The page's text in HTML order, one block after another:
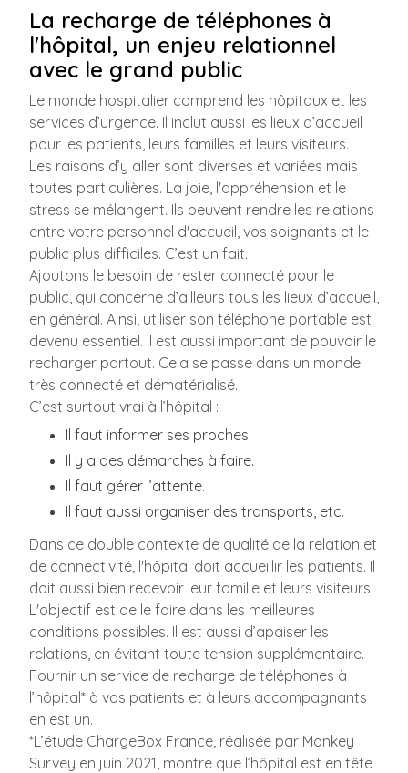
La recharge de téléphones à
l'hôpital, un enjeu relationnel
avec le grand public
Le monde hospitalier comprend les hôpitaux et les
services d’urgence. Il inclut aussi les lieux d’accueil
pour les patients, leurs familles et leurs visiteurs.
Les raisons d’y aller sont diverses et variées mais
toutes particulières. La joie, l'appréhension et le
stress se mélangent. Ils peuvent rendre les relations
entre votre personnel d'accueil, vos soignants et le
public plus difficiles. C’est un fait.
Ajoutons le besoin de rester connecté pour le
public, qui concerne d’ailleurs tous les lieux d’accueil,
en général. Ainsi, utiliser son téléphone portable est
devenu essentiel. Il est aussi important de pouvoir le
recharger partout. Cela se passe dans un monde
très connecté et dématérialisé.
C’est surtout vrai à l’hôpital :
Il faut informer ses proches.
Il y a des démarches à faire.
Il faut gérer l’attente.
Il faut aussi organiser des transports, etc.
Dans ce double contexte de qualité de la relation et
de connectivité, l'hôpital doit accueillir les patients. Il
doit aussi bien recevoir leur famille et leurs visiteurs.
L'objectif est de le faire dans les meilleures
conditions possibles. Il est aussi d’apaiser les
relations, en évitant toute tension supplémentaire.
Fournir un service de recharge de téléphones à
l’hôpital* à vos patients et à leurs accompagnants
en est un.
*L’étude ChargeBox France, réalisée par Monkey
Survey en juin 2021, montre que l’hôpital est en tête